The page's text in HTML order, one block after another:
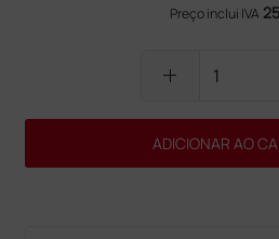
Preço inclui IVA
add
ADICIONAR AO